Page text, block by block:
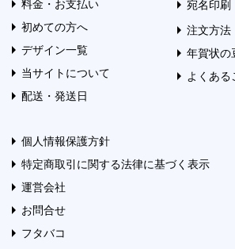
料金・お支払い
初めての方へ
デザイン一覧
当サイトについて
配送・発送日
宛名印刷
注文方法
年賀状の
よくある
個人情報保護方針
特定商取引に関する法律に基づく表示
運営会社
お問合せ
フタバコ